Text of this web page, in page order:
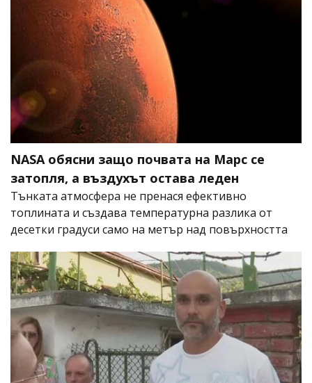
NASA обясни защо почвата на Марс се
затопля, а въздухът остава леден
Тънката атмосфера не пренася ефективно
топлината и създава температурна разлика от
десетки градуси само на метър над повърхността